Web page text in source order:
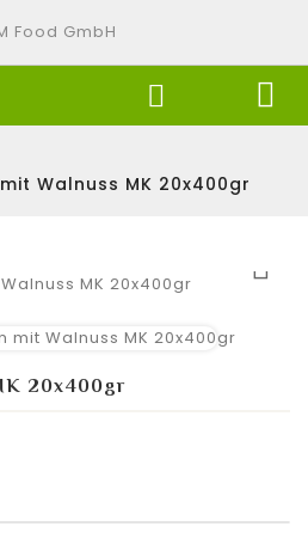

Walnuss MK 20x400gr

20x400gr